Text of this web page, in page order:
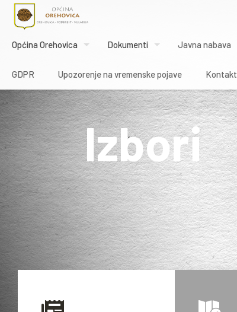
Općina Orehovica Dokumenti Javna nabava
GDPR Upozorenje na vremenske pojave Kontakt
Izbori